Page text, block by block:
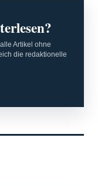
Artikel ohne
die redaktionelle